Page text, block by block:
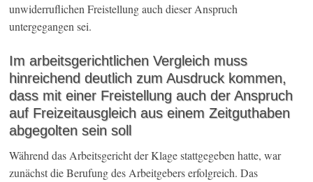
unwiderruflichen Freistellung auch dieser Anspruch
untergegangen sei.
Im arbeitsgerichtlichen Vergleich muss
hinreichend deutlich zum Ausdruck kommen,
dass mit einer Freistellung auch der Anspruch
auf Freizeitausgleich aus einem Zeitguthaben
abgegolten sein soll
Während das Arbeitsgericht der Klage stattgegeben hatte, war
zunächst die Berufung des Arbeitgebers erfolgreich. Das